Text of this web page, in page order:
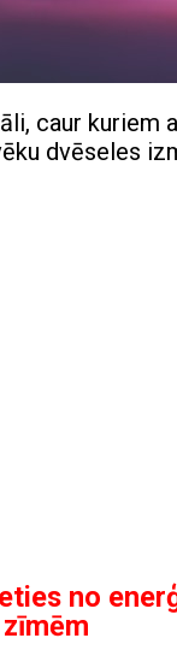
caur
dvēseles
no